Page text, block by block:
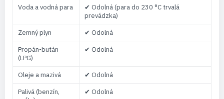
Voda a vodná para
✔ Odolná (para do 230 °C trvalá
prevádzka)
Zemný plyn
✔ Odolná
Propán-bután
(LPG)
✔ Odolná
Oleje a mazivá
✔ Odolná
Palivá (benzín,
✔ Odolná